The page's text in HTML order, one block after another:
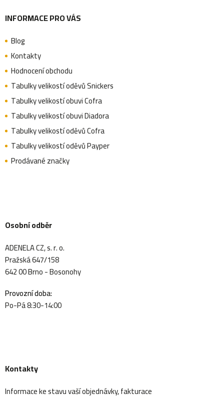
INFORMACE PRO VÁS
Blog
Kontakty
Hodnocení obchodu
Tabulky velikostí oděvů Snickers
Tabulky velikostí obuvi Cofra
Tabulky velikostí obuvi Diadora
Tabulky velikostí oděvů Cofra
Tabulky velikostí oděvů Payper
Prodávané značky
Osobní odběr
ADENELA CZ, s. r. o.
Pražská 647/158
642 00 Brno - Bosonohy
Provozní doba:
Po-Pá 8:30-14:00
Kontakty
Informace ke stavu vaší objednávky, fakturace